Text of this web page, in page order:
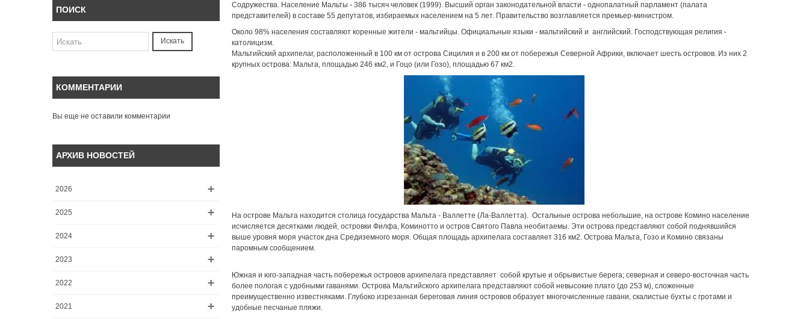
ПОИСК
Искать
КОММЕНТАРИИ
Вы еще не оставили комментарии
АРХИВ НОВОСТЕЙ
2026
2025
2024
2023
2022
2021
Содружества. Население Мальты - 386 тысяч человек (1999). Высший орган законодательной власти - однопалатный парламент (палата
представителей) в составе 55 депутатов, избираемых населением на 5 лет. Правительство возглавляется премьер-министром.
Около 98% населения составляют коренные жители - мальтийцы. Официальные языки - мальтийский и английский. Господствующая религия -
католицизм.
Мальтийский архипелаг, расположенный в 100 км от острова Сицилия и в 200 км от побережья Северной Африки, включает шесть островов. Из них 2
крупных острова: Мальта, площадью 246 км2, и Гоцо (или Гозо), площадью 67 км2.
На острове Мальта находится столица государства Мальта - Валлетте (Ла-Валлетта). Остальные острова небольшие, на острове Комино население
исчисляется десятками людей, островки Филфа, Коминотто и остров Святого Павла необитаемы. Эти острова представляют собой поднявшийся
выше уровня моря участок дна Средиземного моря. Общая площадь архипелага составляет 316 км2. Острова Мальта, Гозо и Комино связаны
паромным сообщением.
Южная и юго-западная часть побережья островов архипелага представляет собой крутые и обрывистые берега; северная и северо-восточная часть
более пологая с удобными гаванями. Острова Мальтийского архипелага представляют собой невысокие плато (до 253 м), сложенные
преимущественно известняками. Глубоко изрезанная береговая линия островов образует многочисленные гавани, скалистые бухты с гротами и
удобные песчаные пляжи.